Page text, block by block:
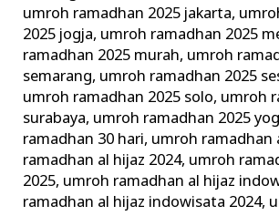
umroh ramadhan 2025 jakarta,
2025 jogja, umroh ramadhan 2025
ramadhan 2025 murah, umroh
semarang, umroh ramadhan 2025
umroh ramadhan 2025 solo, umroh
surabaya, umroh ramadhan 2025
ramadhan 30 hari, umroh ramadhan
ramadhan al hijaz 2024, umroh
2025, umroh ramadhan al hijaz
ramadhan al hijaz indowisata 2024,